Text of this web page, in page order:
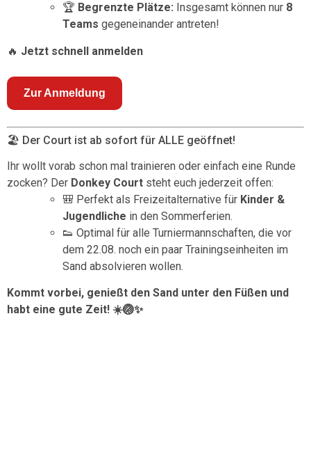
🏆 Begrenzte Plätze: Insgesamt können nur 8
Teams gegeneinander antreten!
🔥 Jetzt schnell anmelden
Zur Anmeldung
🏖️ Der Court ist ab sofort für ALLE geöffnet!
Ihr wollt vorab schon mal trainieren oder einfach eine Runde
zocken? Der Donkey Court steht euch jederzeit offen:
🎒 Perfekt als Freizeitalternative für Kinder &
Jugendliche in den Sommerferien.
👟 Optimal für alle Turniermannschaften, die vor
dem 22.08. noch ein paar Trainingseinheiten im
Sand absolvieren wollen.
Kommt vorbei, genießt den Sand unter den Füßen und
habt eine gute Zeit! ☀️🏐✨